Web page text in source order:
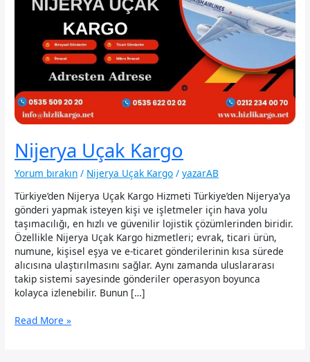
Nijerya Uçak Kargo
Yorum bırakın / Nijerya Uçak Kargo /yazarAB
Türkiye’den Nijerya Uçak Kargo Hizmeti Türkiye’den Nijerya’ya
gönderi yapmak isteyen kişi ve işletmeler için hava yolu
taşımacılığı, en hızlı ve güvenilir lojistik çözümlerinden biridir.
Özellikle Nijerya Uçak Kargo hizmetleri; evrak, ticari ürün,
numune, kişisel eşya ve e-ticaret gönderilerinin kısa sürede
alıcısına ulaştırılmasını sağlar. Aynı zamanda uluslararası
takip sistemi sayesinde gönderiler operasyon boyunca
kolayca izlenebilir. Bunun […]
Nijerya
Read More »